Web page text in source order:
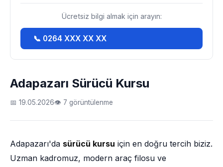
Adapazarı Sürücü Kursu
📅 19.05.2026👁 7 görüntülenme
Adapazarı'da sürücü kursu için en doğru tercih biziz.
Uzman kadromuz, modern araç filosu ve
Ücretsiz bilgi almak için arayın:
📞 0264 XXX XX XX